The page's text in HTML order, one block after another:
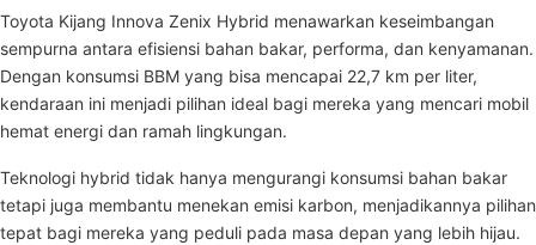
Toyota Kijang Innova Zenix Hybrid menawarkan keseimbangan
sempurna antara efisiensi bahan bakar, performa, dan kenyamanan.
Dengan konsumsi BBM yang bisa mencapai 22,7 km per liter,
kendaraan ini menjadi pilihan ideal bagi mereka yang mencari mobil
hemat energi dan ramah lingkungan.
Teknologi hybrid tidak hanya mengurangi konsumsi bahan bakar
tetapi juga membantu menekan emisi karbon, menjadikannya pilihan
tepat bagi mereka yang peduli pada masa depan yang lebih hijau.